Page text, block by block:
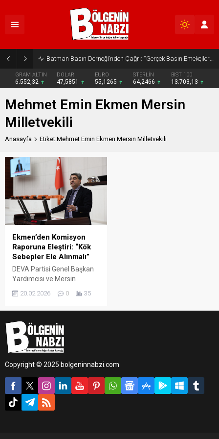
Batman Basın Derneği’nden Çağrı: “Gerçek Basın Emekçileri Desteklenmeli”
GRAM ALTIN
6.552,32
DOLAR
47,5851
EURO
55,1265
STERLİN
64,2466
BIST 100
13.703,13
Mehmet Emin Ekmen Mersin
Milletvekili
Anasayfa Etiket:Mehmet Emin Ekmen Mersin Milletvekili
Ekmen’den Komisyon
Raporuna Eleştiri: “Kök
Sebepler Ele Alınmalı”
DEVA Partisi Genel Başkan
Yardımcısı ve Mersin
Ekmen, Millî Dayanışma,
raporunu değerlendirdi.
Ekmen, kök sebeplere
inmeyen bir sürecin kalıcı
dikkat çekti.
20.02.2026 0 35
Copyright © 2025 bolgeninnabzi.com